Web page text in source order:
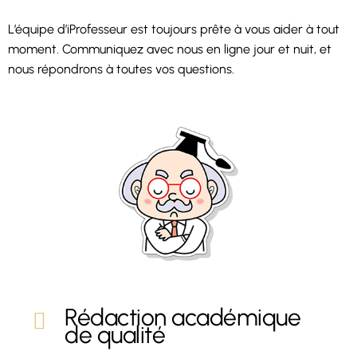
L’équipe d’iProfesseur est toujours prête à vous aider à tout
moment. Communiquez avec nous en ligne jour et nuit, et
nous répondrons à toutes vos questions.
Rédaction académique
de qualité